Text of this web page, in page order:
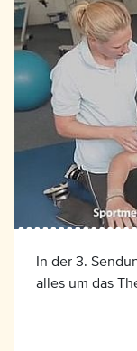
In der 3.
alles um das